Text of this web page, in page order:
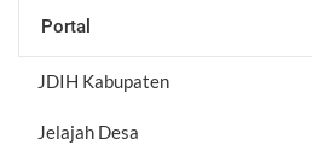
Portal
JDIH Kabupaten
Jelajah Desa